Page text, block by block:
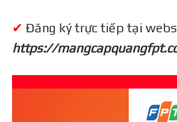
✔ Đăng ký trực tiếp tại
https://